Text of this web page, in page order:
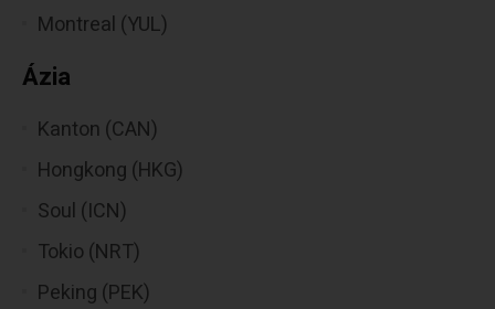
Montreal (YUL)
Ázia
Kanton (CAN)
Hongkong (HKG)
Soul (ICN)
Tokio (NRT)
Peking (PEK)